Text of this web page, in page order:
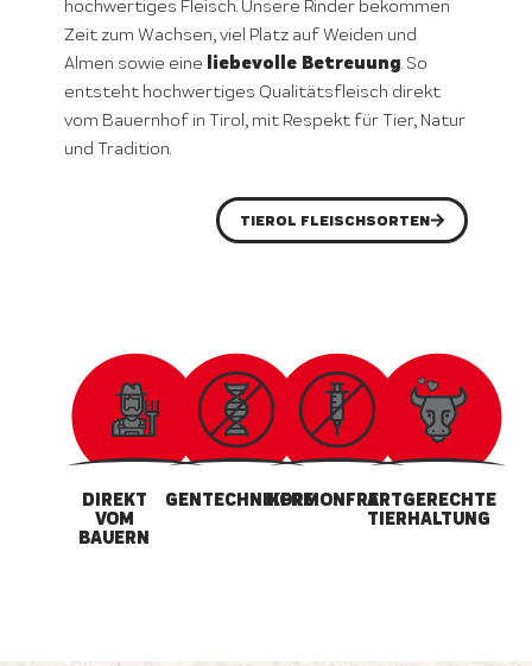
hochwertiges Fleisch. Unsere Rinder bekommen
Zeit zum Wachsen, viel Platz auf Weiden und
Almen sowie eine liebevolle Betreuung. So
entsteht hochwertiges Qualitätsfleisch direkt
vom Bauernhof in Tirol, mit Respekt für Tier, Natur
und Tradition.
TIEROL FLEISCHSORTEN
DIREKT
VOM
BAUERN
GENTECHNIKFREIHORMONFREIARTGERECHTE
TIERHALTUNG